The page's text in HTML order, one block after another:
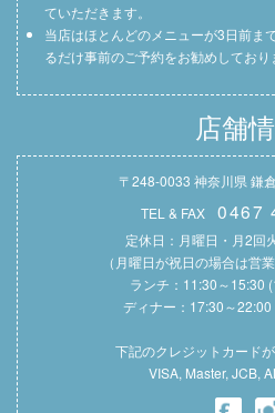
ていただきます。
当店はほとんどのメニューが3日前ま
るだけ事前のご予約をお勧めしており
店舗
〒248-0033 神奈川県 鎌
TEL & FAX
0467
定休日：月曜日・月2回
（月曜日が祝日の場合は営
ランチ：11:30～15:30
ディナー：17:30～
下記のクレジットカードが
VISA, Master, JCB,